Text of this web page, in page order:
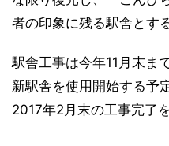
者の印象に残る駅舎とする
駅舎工事は今年11月末ま
新駅舎を使用開始する予
2017年2月末の工事完了